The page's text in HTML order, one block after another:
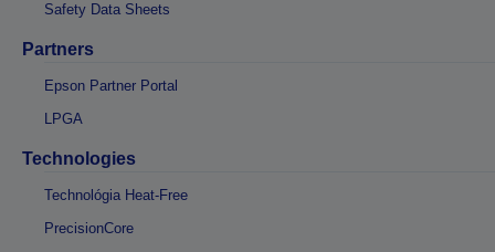
Safety Data Sheets
Partners
Epson Partner Portal
LPGA
Technologies
Technológia Heat-Free
PrecisionCore